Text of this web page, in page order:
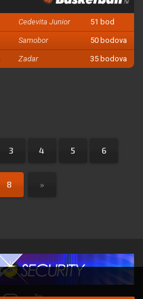
Cedevita Junior 51 bod
Samobor 50 bodova
Zadar 35 bodova
3 4 5 6
8 »